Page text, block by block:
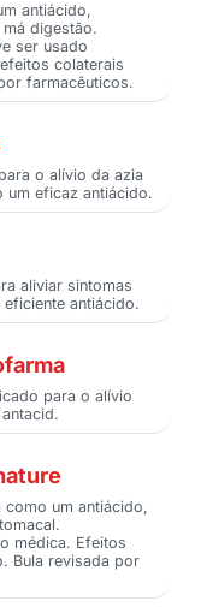
antiácido,
digestão.
ser usado
colaterais
farmacêuticos.
o alívio da azia
um eficaz antiácido.
aliviar sintomas
antiácido.
para o alívio
como um antiácido,
médica. Efeitos
Bula revisada por